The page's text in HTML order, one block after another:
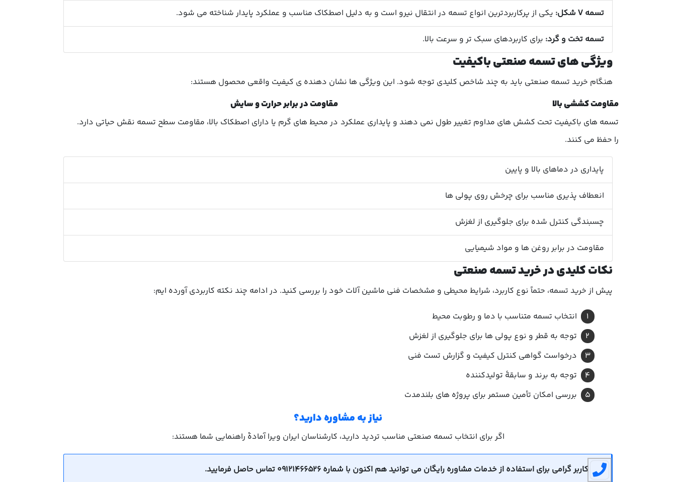
تسمه V شکل: یکی از پرکاربردترین انواع تسمه در انتقال نیرو است و به دلیل اصطکاک مناسب و عملکرد پایدار شناخته می شود.
تسمه تخت و گرد: برای کاربردهای سبک تر و سرعت بالا.
ویژگی های تسمه صنعتی باکیفیت
هنگام خرید تسمه صنعتی باید به چند شاخص کلیدی توجه شود. این ویژگی ها نشان دهنده ی کیفیت واقعی محصول هستند:
مقاومت کششی بالا
تسمه های باکیفیت تحت کشش های مداوم تغییر طول نمی دهند و پایداری عملکرد
را حفظ می کنند.
مقاومت در برابر حرارت و سایش
در محیط های گرم یا دارای اصطکاک بالا، مقاومت سطح تسمه نقش حیاتی دارد.
پایداری در دماهای بالا و پایین
انعطاف پذیری مناسب برای چرخش روی پولی ها
چسبندگی کنترل شده برای جلوگیری از لغزش
مقاومت در برابر روغن ها و مواد شیمیایی
نکات کلیدی در خرید تسمه صنعتی
پیش از خرید تسمه، حتماً نوع کاربرد، شرایط محیطی و مشخصات فنی ماشین آلات خود را بررسی کنید. در ادامه چند نکته کاربردی آورده ایم:
انتخاب تسمه متناسب با دما و رطوبت محیط
توجه به قطر و نوع پولی ها برای جلوگیری از لغزش
درخواست گواهی کنترل کیفیت و گزارش تست فنی
توجه به برند و سابقهٔ تولیدکننده
بررسی امکان تأمین مستمر برای پروژه های بلندمدت
نیاز به مشاوره دارید؟
اگر برای انتخاب تسمه صنعتی مناسب تردید دارید، کارشناسان ایران ویرا آمادهٔ راهنمایی شما هستند:
کاربر گرامی برای استفاده از خدمات مشاوره رایگان می توانید هم اکنون با شماره 09121466526 تماس حاصل فرمایید.